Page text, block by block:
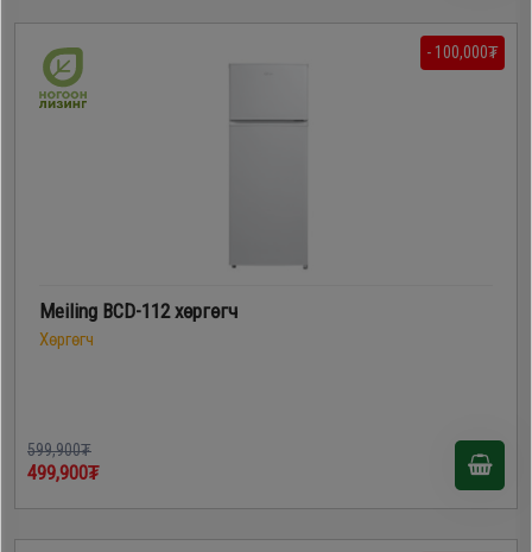
- 100,000₮
Meiling BCD-112 хөргөгч
Хөргөгч
599,900₮
499,900₮